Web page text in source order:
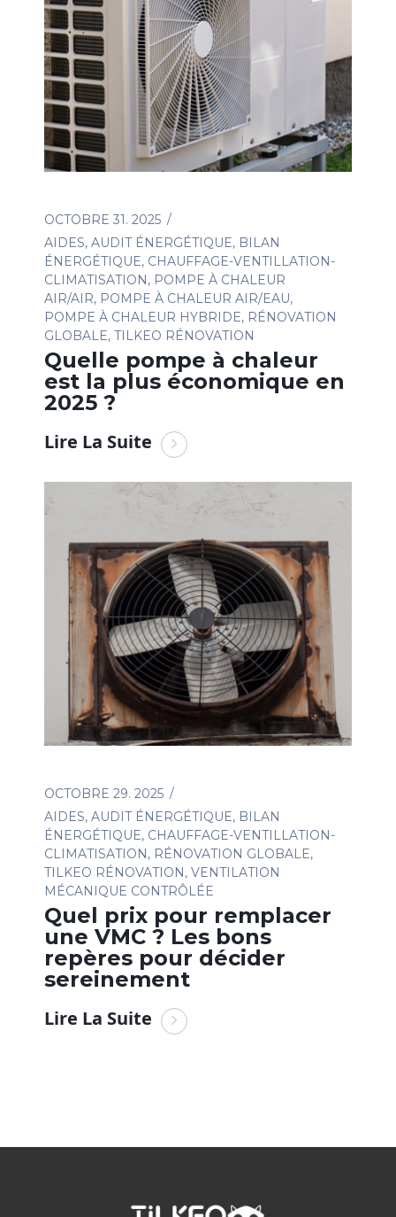
OCTOBRE 31. 2025
AIDES, AUDIT ÉNERGÉTIQUE, BILAN
ÉNERGÉTIQUE, CHAUFFAGE-VENTILLATION-
CLIMATISATION, POMPE À CHALEUR
AIR/AIR, POMPE À CHALEUR AIR/EAU,
POMPE À CHALEUR HYBRIDE, RÉNOVATION
GLOBALE, TILKEO RÉNOVATION
Quelle pompe à chaleur
est la plus économique en
2025 ?
Lire La Suite
OCTOBRE 29. 2025
AIDES, AUDIT ÉNERGÉTIQUE, BILAN
ÉNERGÉTIQUE, CHAUFFAGE-VENTILLATION-
CLIMATISATION, RÉNOVATION GLOBALE,
TILKEO RÉNOVATION, VENTILATION
MÉCANIQUE CONTRÔLÉE
Quel prix pour remplacer
une VMC ? Les bons
repères pour décider
sereinement
Lire La Suite